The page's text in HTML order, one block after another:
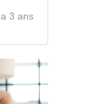
3 ans